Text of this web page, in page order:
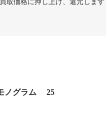
取価格に押し上げ、還元します
ノグラム 25